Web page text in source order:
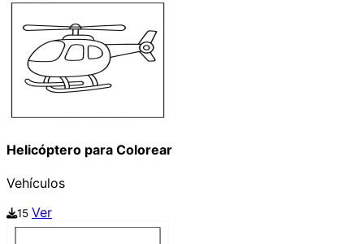
Helicóptero para Colorear
Vehículos
15 Ver